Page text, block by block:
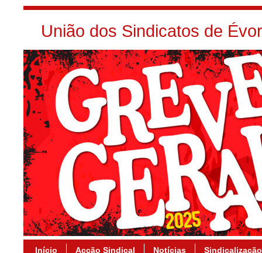
União dos Sindicatos de
Início Acção Sindical Notícias Sindicalização